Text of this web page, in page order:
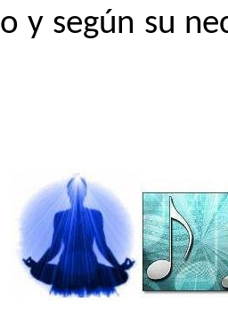
y según su